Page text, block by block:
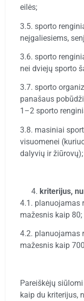
eilės;
3.5. sporto
neįgaliesiems,
3.6. sporto
nei dviejų sporto
3.7. sporto
panašaus
1–2 sporto
3.8. masiniai
visuomenei
dalyvių ir žiūrovų);
kriterijus,
4.1. planuojamas
mažesnis kaip 80;
4.2. planuojamas
mažesnis kaip
Pareiškėjų
kaip du kriterijus,